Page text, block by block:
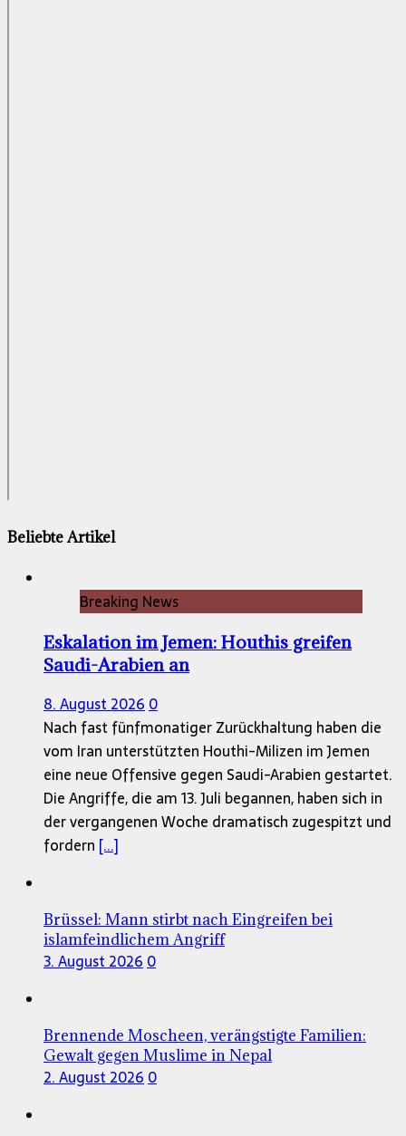
Beliebte Artikel
Breaking News
Eskalation im Jemen: Houthis greifen
Saudi-Arabien an
8. August 20260
Nach fast fünfmonatiger Zurückhaltung haben die
vom Iran unterstützten Houthi-Milizen im Jemen
eine neue Offensive gegen Saudi-Arabien gestartet.
Die Angriffe, die am 13. Juli begannen, haben sich in
der vergangenen Woche dramatisch zugespitzt und
fordern [...]
Brüssel: Mann stirbt nach Eingreifen bei
islamfeindlichem Angriff
3. August 20260
Brennende Moscheen, verängstigte Familien:
Gewalt gegen Muslime in Nepal
2. August 20260